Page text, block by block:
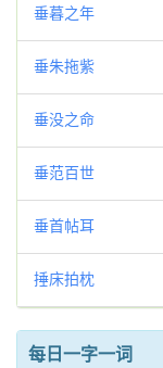
垂暮之年
垂朱拖紫
垂没之命
垂范百世
垂首帖耳
捶床拍枕
每日一字一词